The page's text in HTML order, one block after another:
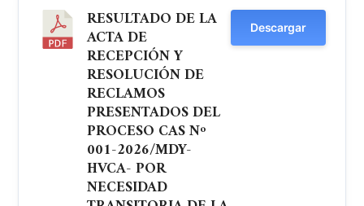
RESULTADO DE LA
ACTA DE
RECEPCIÓN Y
RESOLUCIÓN DE
RECLAMOS
PRESENTADOS DEL
PROCESO CAS Nº
001-2026/MDY-
HVCA- POR
NECESIDAD
Descargar